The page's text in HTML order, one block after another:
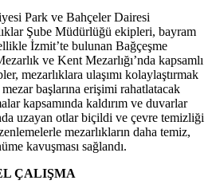
Park ve Bahçeler Dairesi
Şube Müdürlüğü ekipleri, bayram
İzmit’te bulunan Bağçeşme
ve Kent Mezarlığı’nda kapsamlı
mezarlıklara ulaşımı kolaylaştırmak
başlarına erişimi rahatlatacak
kapsamında kaldırım ve duvarlar
uzayan otlar biçildi ve çevre temizliği
mezarlıkların daha temiz,
kavuşması sağlandı.
ÇALIŞMA